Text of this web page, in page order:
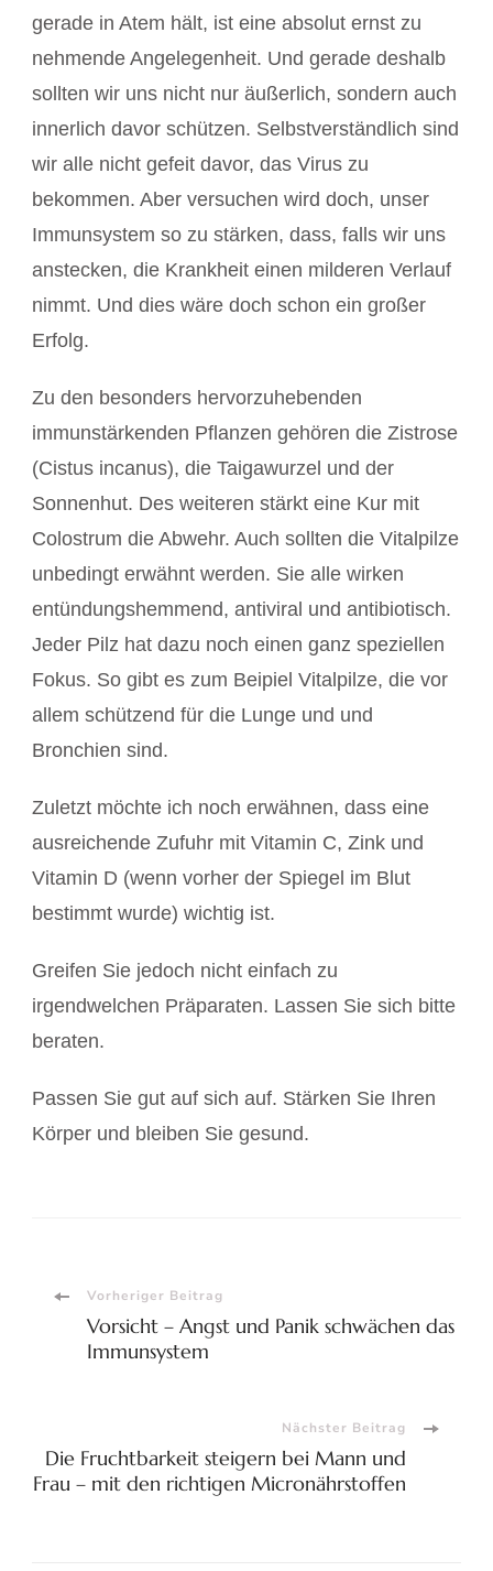
gerade in Atem hält, ist eine absolut ernst zu
nehmende Angelegenheit. Und gerade deshalb
sollten wir uns nicht nur äußerlich, sondern auch
innerlich davor schützen. Selbstverständlich sind
wir alle nicht gefeit davor, das Virus zu
bekommen. Aber versuchen wird doch, unser
Immunsystem so zu stärken, dass, falls wir uns
anstecken, die Krankheit einen milderen Verlauf
nimmt. Und dies wäre doch schon ein großer
Erfolg.
Zu den besonders hervorzuhebenden
immunstärkenden Pflanzen gehören die Zistrose
(Cistus incanus), die Taigawurzel und der
Sonnenhut. Des weiteren stärkt eine Kur mit
Colostrum die Abwehr. Auch sollten die Vitalpilze
unbedingt erwähnt werden. Sie alle wirken
entündungshemmend, antiviral und antibiotisch.
Jeder Pilz hat dazu noch einen ganz speziellen
Fokus. So gibt es zum Beipiel Vitalpilze, die vor
allem schützend für die Lunge und und
Bronchien sind.
Zuletzt möchte ich noch erwähnen, dass eine
ausreichende Zufuhr mit Vitamin C, Zink und
Vitamin D (wenn vorher der Spiegel im Blut
bestimmt wurde) wichtig ist.
Greifen Sie jedoch nicht einfach zu
irgendwelchen Präparaten. Lassen Sie sich bitte
beraten.
Passen Sie gut auf sich auf. Stärken Sie Ihren
Körper und bleiben Sie gesund.
Beitragsnavigation
Vorheriger Beitrag
Vorsicht – Angst und Panik schwächen das
Immunsystem
Nächster Beitrag
Die Fruchtbarkeit steigern bei Mann und
Frau – mit den richtigen Micronährstoffen